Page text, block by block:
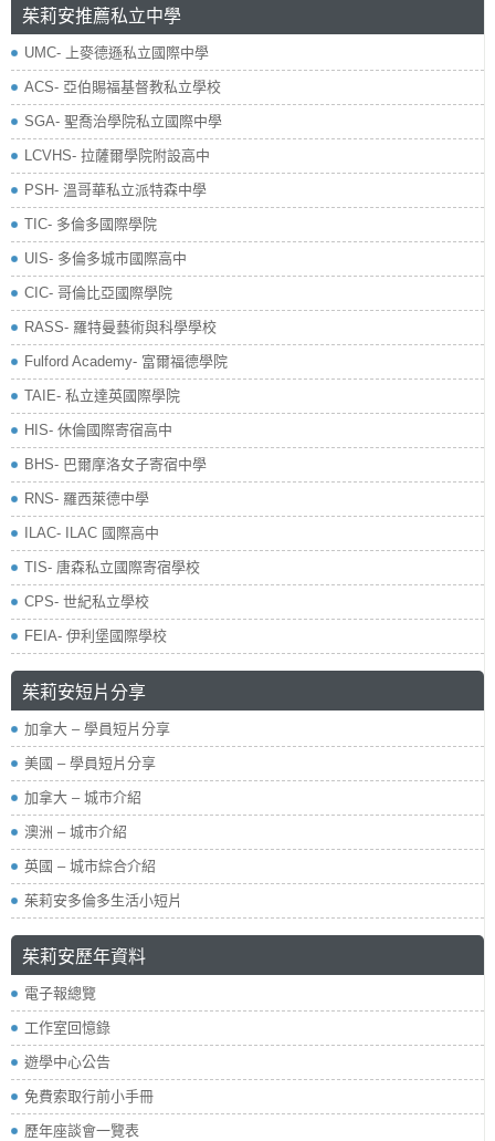
茱莉安推薦私立中學
UMC- 上麥德遜私立國際中學
ACS- 亞伯賜福基督教私立學校
SGA- 聖喬治學院私立國際中學
LCVHS- 拉薩爾學院附設高中
PSH- 溫哥華私立派特森中學
TIC- 多倫多國際學院
UIS- 多倫多城市國際高中
CIC- 哥倫比亞國際學院
RASS- 羅特曼藝術與科學學校
​Fulford Academy- 富爾福德學院
TAIE- 私立達英國際學院
HIS- 休倫國際寄宿高中
BHS- 巴爾摩洛女子寄宿中學
RNS- 羅西萊德中學
ILAC- ILAC 國際高中
TIS- 唐森私立國際寄宿學校
CPS- 世紀私立學校
FEIA- 伊利堡國際學校
茱莉安短片分享
加拿大 – 學員短片分享
美國 – 學員短片分享
加拿大 – 城市介紹
澳洲 – 城市介紹
英國 – 城市綜合介紹
茱莉安多倫多生活小短片
茱莉安歷年資料
電子報總覽
工作室回憶錄
遊學中心公告
免費索取行前小手冊
歷年座談會一覽表